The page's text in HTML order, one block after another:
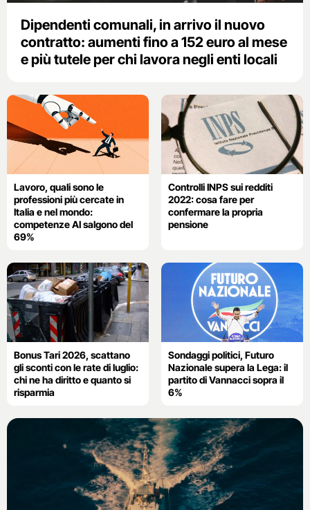
Dipendenti comunali, in arrivo il nuovo
contratto: aumenti fino a 152 euro al mese
e più tutele per chi lavora negli enti locali
Lavoro, quali sono le
professioni più cercate in
Italia e nel mondo:
competenze AI salgono del
69%
Controlli INPS sui redditi
2022: cosa fare per
confermare la propria
pensione
Bonus Tari 2026, scattano
gli sconti con le rate di luglio:
chi ne ha diritto e quanto si
risparmia
Sondaggi politici, Futuro
Nazionale supera la Lega: il
partito di Vannacci sopra il
6%